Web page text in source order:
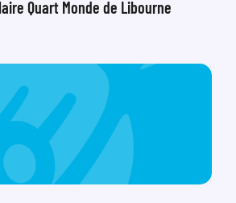
Quart Monde de Libourne